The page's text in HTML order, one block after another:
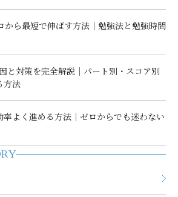
から最短で伸ばす方法｜勉強法と勉強時間
と対策を完全解説｜パート別・スコア別
方法
よく進める方法｜ゼロからでも迷わない